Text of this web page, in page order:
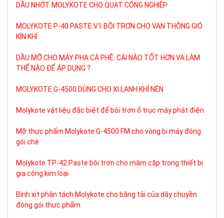
DẦU NHỚT MOLYKOTE CHO QUẠT CÔNG NGHIỆP
MOLYKOTE P-40 PASTE V1 BÔI TRƠN CHO VAN THÔNG GIÓ
KÍN KHÍ
DẦU MỠ CHO MÁY PHA CÀ PHÊ. CÁI NÀO TỐT HƠN VÀ LÀM
THẾ NÀO ĐỂ ÁP DỤNG ?
MOLYKOTE G-4500 DÙNG CHO XI LANH KHÍ NÉN
Molykote vật liệu đặc biệt để bôi trơn ổ trục máy phát điện
Mỡ thực phẩm Molykote G-4500 FM cho vòng bi máy đóng
gói chè
Molykote TP-42 Paste bôi trơn cho mâm cặp trong thiết bị
gia công kim loại
Bình xịt phân tách Molykote cho băng tải của dây chuyền
đóng gói thực phẩm